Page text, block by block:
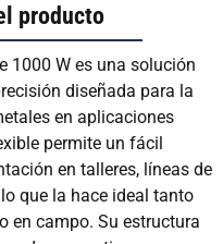
producto
1000 W es una solución
diseñada para la
en aplicaciones
permite un fácil
en talleres, líneas de
que la hace ideal tanto
en campo. Su estructura